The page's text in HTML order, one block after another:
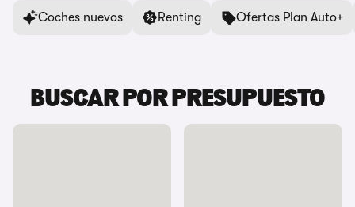
Coches nuevos Renting Ofertas Plan Auto+
BUSCAR POR PRESUPUESTO